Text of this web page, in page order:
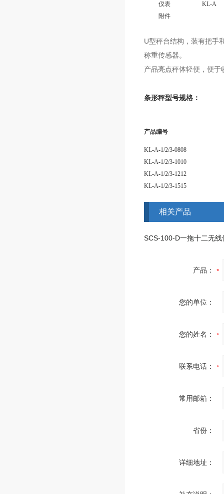
仪表
KL-A
附件
U型秤台结构，装有把手
称重传感器。
产品亮点秤体轻便，便
条形秤型号规格：
产品编号
KL-A-1/2/3-0808
KL-A-1/2/3-1010
KL-A-1/2/3-1212
KL-A-1/2/3-1515
相关产品
产品：
您的单位：
您的姓名：
联系电话：
常用邮箱：
省份：
详细地址：